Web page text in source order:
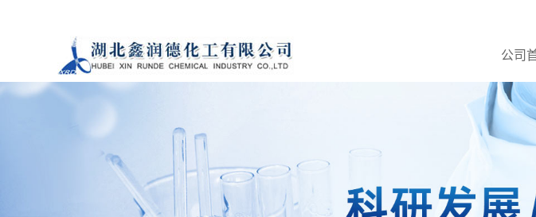
公司
公司介绍